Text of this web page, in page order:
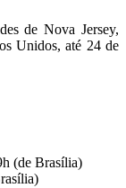
de Nova Jersey,
Unidos, até 24 de
(de Brasília)